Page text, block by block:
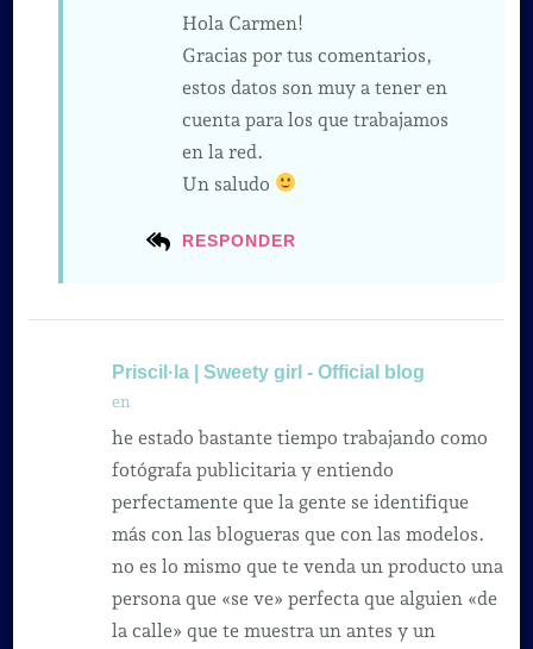
RESPONDER
Hola Carmen!
Gracias por tus comentarios,
estos datos son muy a tener en
cuenta para los que trabajamos
en la red.
Un saludo
Priscil·la | Sweety girl - Official blog
en
he estado bastante tiempo trabajando como
fotógrafa publicitaria y entiendo
perfectamente que la gente se identifique
más con las blogueras que con las modelos.
no es lo mismo que te venda un producto una
persona que «se ve» perfecta que alguien «de
la calle» que te muestra un antes y un